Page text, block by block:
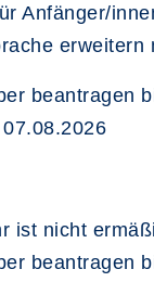
Anfänger/
beantragen
ist nicht
beantragen